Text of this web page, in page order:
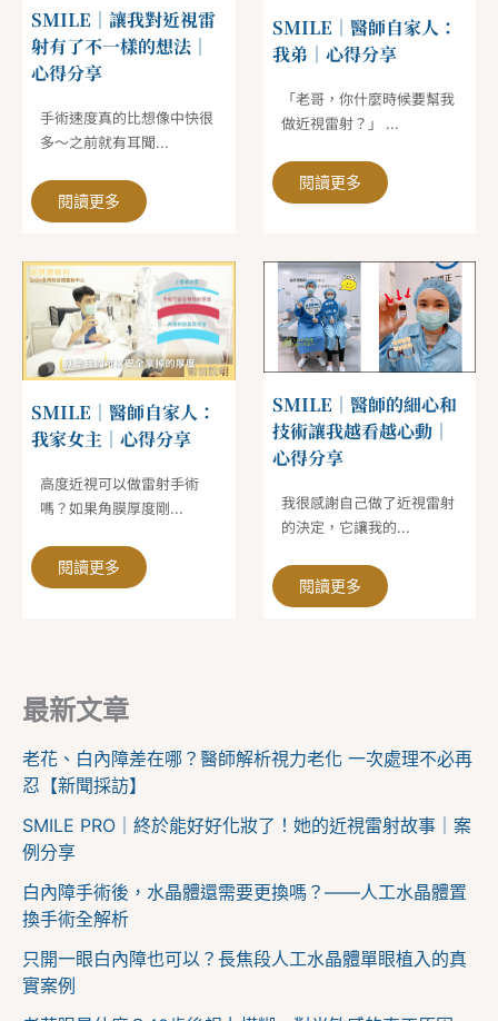
SMILE｜讓我對近視雷
射有了不一樣的想法｜
心得分享
手術速度真的比想像中快很
多～之前就有耳聞...
閱讀更多
SMILE｜醫師自家人：
我弟｜心得分享
「老哥，你什麼時候要幫我
做近視雷射？」 ...
閱讀更多
SMILE｜醫師自家人：
我家女主｜心得分享
高度近視可以做雷射手術
嗎？如果角膜厚度剛...
閱讀更多
SMILE｜醫師的細心和
技術讓我越看越心動｜
心得分享
我很感謝自己做了近視雷射
的決定，它讓我的...
閱讀更多
最新文章
老花、白內障差在哪？醫師解析視力老化 一次處理不必再
忍【新聞採訪】
SMILE PRO｜終於能好好化妝了！她的近視雷射故事｜案
例分享
白內障手術後，水晶體還需要更換嗎？——人工水晶體置
換手術全解析
只開一眼白內障也可以？長焦段人工水晶體單眼植入的真
實案例